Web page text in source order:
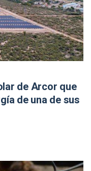
de Arcor que
de una de sus